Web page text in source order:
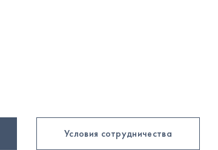
Условия сотрудничества